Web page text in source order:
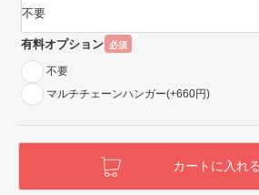
有料オプション 必須
不要
マルチチェーンハンガー(+660円)